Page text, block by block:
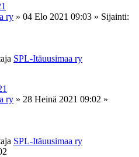
ry » 04 Elo 2021 09:03 » Sijainti:
SPL-Itäuusimaa ry
ry » 28 Heinä 2021 09:02 »
SPL-Itäuusimaa ry